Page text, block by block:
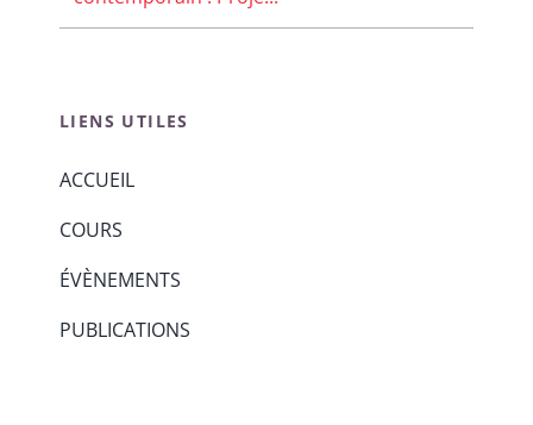
LIENS UTILES
ACCUEIL
COURS
ÉVÈNEMENTS
PUBLICATIONS